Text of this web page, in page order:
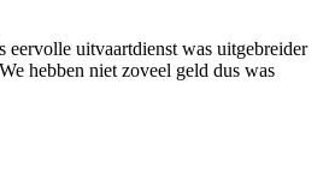
eervolle uitvaartdienst was uitgebreider
hebben niet zoveel geld dus was